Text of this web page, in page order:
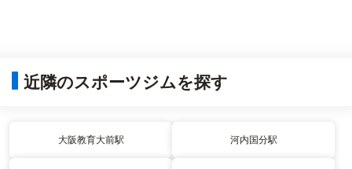
近隣のスポーツジムを探す
大阪教育大前駅 河内国分駅